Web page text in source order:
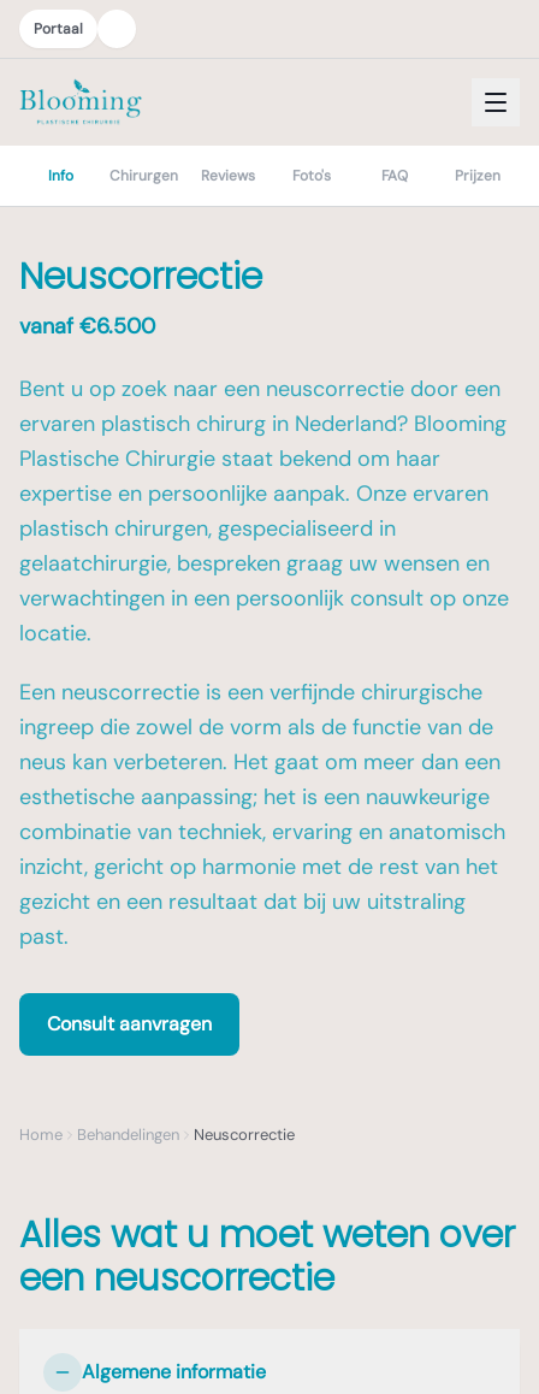
Portaal
Info Chirurgen Reviews Foto's FAQ Prijzen
Neuscorrectie
vanaf €6.500
Bent u op zoek naar een neuscorrectie door een
ervaren plastisch chirurg in Nederland? Blooming
Plastische Chirurgie staat bekend om haar
expertise en persoonlijke aanpak. Onze ervaren
plastisch chirurgen, gespecialiseerd in
gelaatchirurgie, bespreken graag uw wensen en
verwachtingen in een persoonlijk consult op onze
locatie.
Een neuscorrectie is een verfijnde chirurgische
ingreep die zowel de vorm als de functie van de
neus kan verbeteren. Het gaat om meer dan een
esthetische aanpassing; het is een nauwkeurige
combinatie van techniek, ervaring en anatomisch
inzicht, gericht op harmonie met de rest van het
gezicht en een resultaat dat bij uw uitstraling
past.
Consult aanvragen
Home Behandelingen Neuscorrectie
Alles wat u moet weten over
een neuscorrectie
Algemene informatie